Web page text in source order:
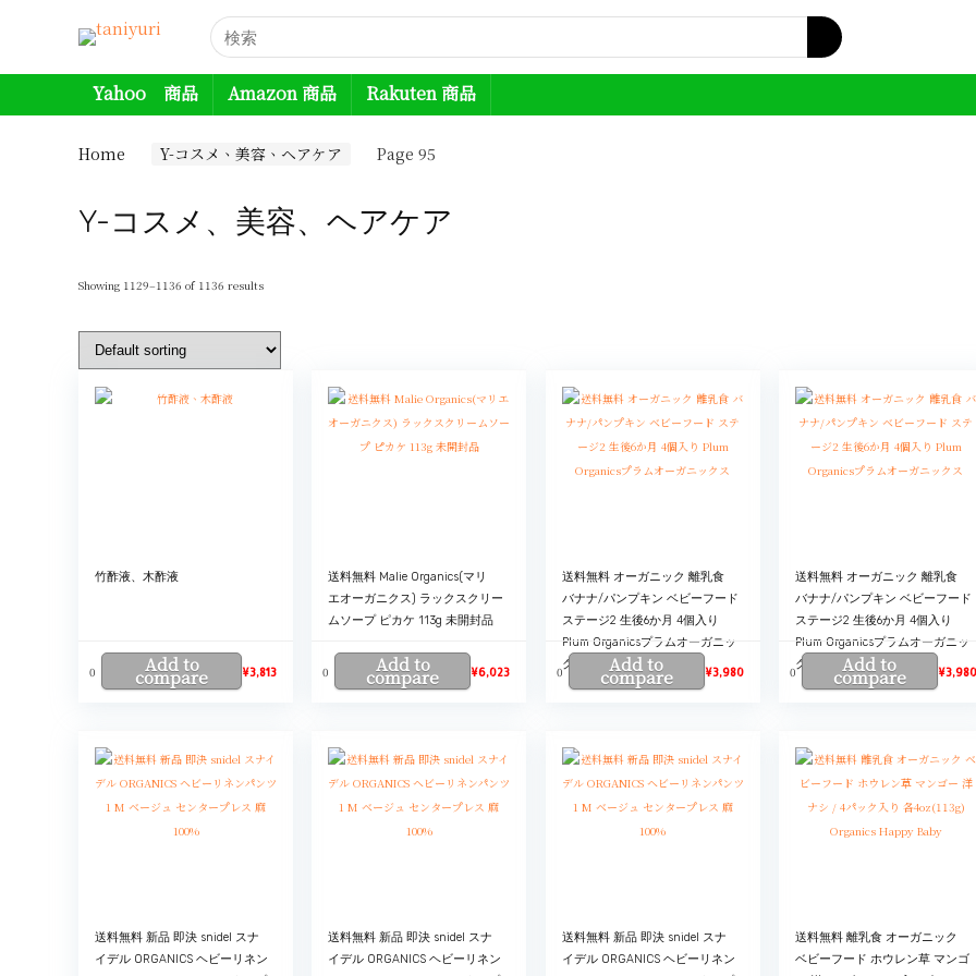
Yahoo 商品 Amazon 商品 Rakuten 商品
Home Y-コスメ、美容、ヘアケア Page 95
Y-コスメ、美容、ヘアケア
Showing 1129–1136 of 1136 results
竹酢液、木酢液
0 Add to
compare ¥3,813
送料無料 Malie Organics(マリ
エオーガニクス) ラックスクリー
ムソープ ピカケ 113g 未開封品
0 Add to
compare ¥6,023
送料無料 オーガニック 離乳食
バナナ/パンプキン ベビーフード
ステージ2 生後6か月 4個入り
Plum Organicsプラムオーガニッ
クス
0 Add to
compare ¥3,980
送料無料 オーガニック 離乳食
バナナ/パンプキン ベビーフード
ステージ2 生後6か月 4個入り
Plum Organicsプラムオーガニッ
クス
0 Add to
compare ¥3,980
送料無料 新品 即決 snidel スナ
イデル ORGANICS ヘビーリネン
送料無料 新品 即決 snidel スナ
イデル ORGANICS ヘビーリネン
送料無料 新品 即決 snidel スナ
イデル ORGANICS ヘビーリネン
送料無料 離乳食 オーガニック
ベビーフード ホウレン草 マンゴ